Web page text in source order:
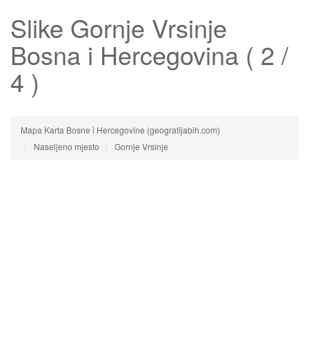
Slike Gornje Vrsinje
Bosna i Hercegovina ( 2 /
4 )
Mapa Karta Bosne i Hercegovine (geografijabih.com)
Naseljeno mjesto
Gornje Vrsinje